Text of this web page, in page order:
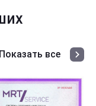
Показать все